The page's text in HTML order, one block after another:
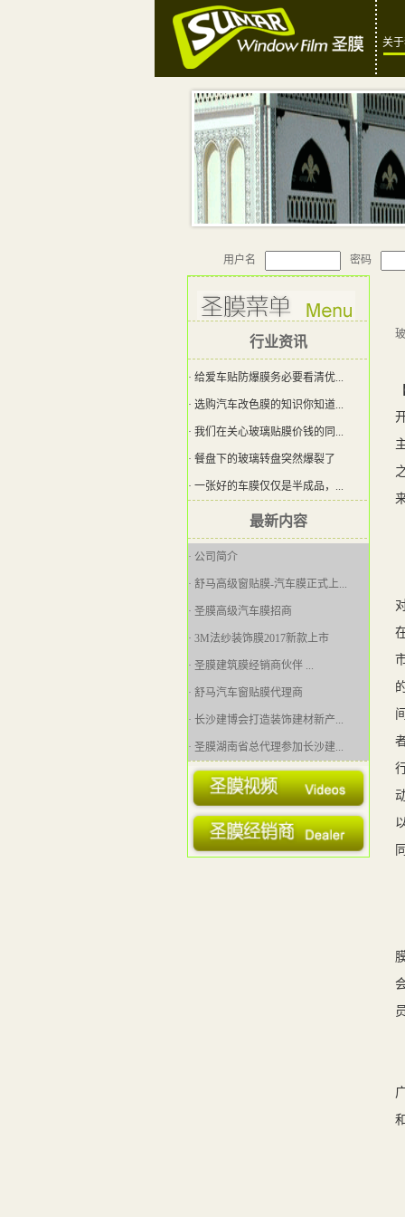
关于
用户名 密码
行业资讯
· 给爱车贴防爆膜务必要看清优...
· 选购汽车改色膜的知识你知道...
· 我们在关心玻璃贴膜价钱的同...
· 餐盘下的玻璃转盘突然爆裂了
· 一张好的车膜仅仅是半成品，...
最新内容
· 公司简介
· 舒马高级窗贴膜-汽车膜正式上...
· 圣膜高级汽车膜招商
· 3M法纱装饰膜2017新款上市
· 圣膜建筑膜经销商伙伴 ...
· 舒马汽车窗贴膜代理商
· 长沙建博会打造装饰建材新产...
· 圣膜湖南省总代理参加长沙建...
· [问题]建筑玻璃贴膜是如何安...
· 圣膜防爆膜隔热膜欢迎您！ ...
· 用我们的资源助你创造财富
· 贴膜质量决定了使用寿命